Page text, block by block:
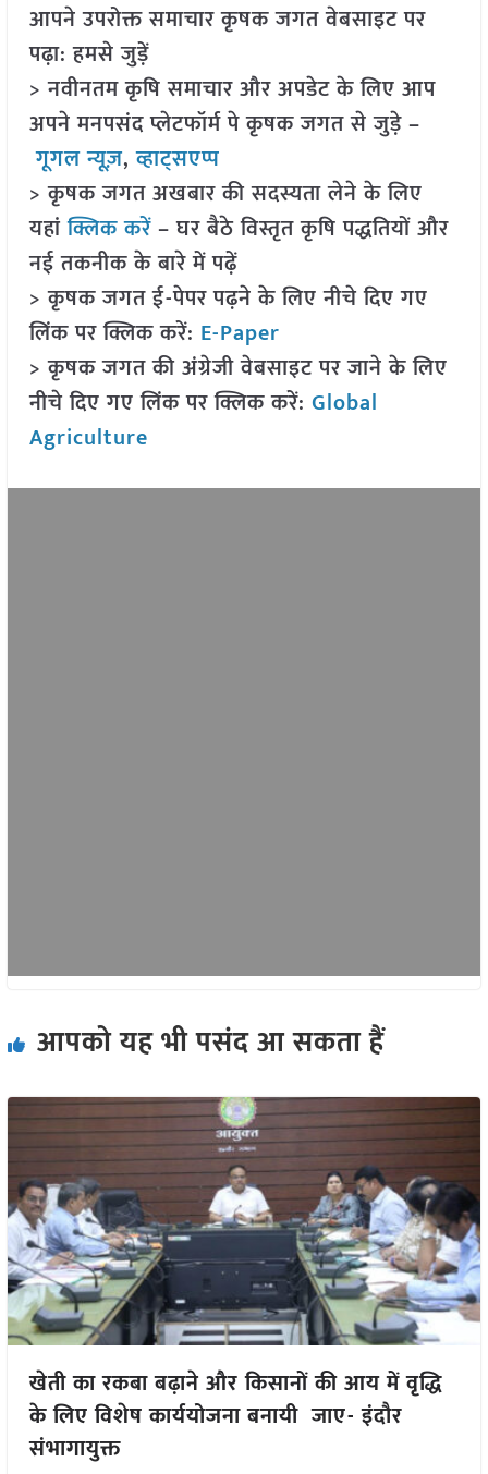
आपने उपरोक्त समाचार कृषक जगत वेबसाइट पर
पढ़ा: हमसे जुड़ें
> नवीनतम कृषि समाचार और अपडेट के लिए आप
अपने मनपसंद प्लेटफॉर्म पे कृषक जगत से जुड़े –
गूगल न्यूज़,व्हाट्सएप्प
> कृषक जगत अखबार की सदस्यता लेने के लिए
यहांक्लिक करें– घर बैठे विस्तृत कृषि पद्धतियों और
नई तकनीक के बारे में पढ़ें
> कृषक जगत ई-पेपर पढ़ने के लिए नीचे दिए गए
लिंक पर क्लिक करें: E-Paper
> कृषक जगत की अंग्रेजी वेबसाइट पर जाने के लिए
नीचे दिए गए लिंक पर क्लिक करें: Global
Agriculture
आपको यह भी पसंद आ सकता हैं
खेती का रकबा बढ़ाने और किसानों की आय में वृद्धि
के लिए विशेष कार्ययोजना बनायी जाए- इंदौर
संभागायुक्त